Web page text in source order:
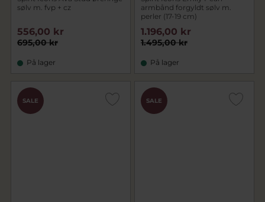
sølv m. fvp + cz
695,00 kr
556,00 kr
På lager
armbånd forgyldt sølv m.
perler (17-19 cm)
1.495,00 kr
1.196,00 kr
På lager
SALE SALE